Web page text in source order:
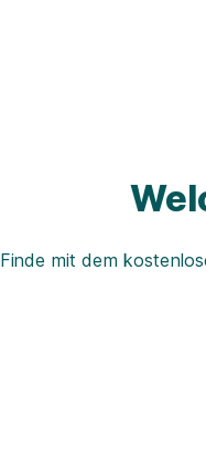
Finde mit dem